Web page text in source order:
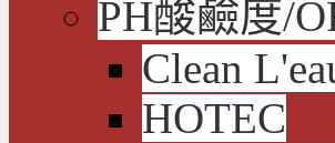
PH酸鹼度/
Clean
HOTEC